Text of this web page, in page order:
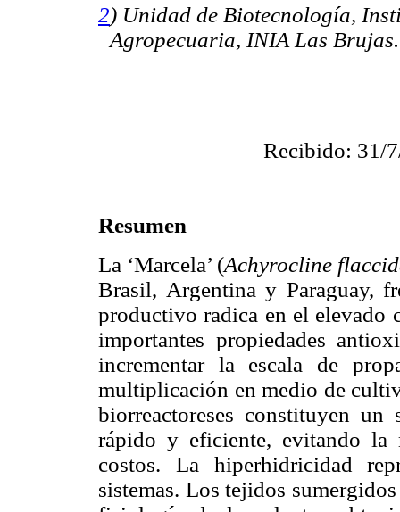
2) Unidad de Biotecnología,
Agropecuaria, INIA Las
Recibido: 31/
Resumen
La ‘Marcela’ (Achyrocline
Brasil, Argentina y Paraguay,
productivo radica en el elevado
importantes propiedades
incrementar la escala de
multiplicación en medio de
biorreactoreses constituyen un
rápido y eficiente, evitando la
costos. La hiperhidricidad
sistemas. Los tejidos